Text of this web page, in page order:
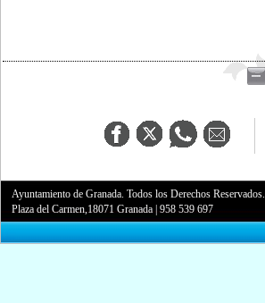
Ayuntamiento de Granada. Todos los Derechos Reservados.
Plaza del Carmen,18071 Granada |958 539 697